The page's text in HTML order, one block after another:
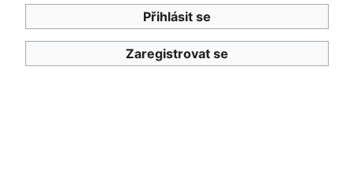
Ochrana osobních údajů Klasické
Přihlásit se
Zaregistrovat se